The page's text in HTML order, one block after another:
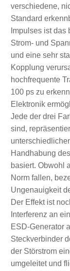
verschiedene,
Standard
Impulses ist
Strom- und
und eine sehr
Kopplung
hochfrequente
100 ps zu
Elektronik
Jede der drei
sind,
Handhabung
basiert. Obwohl
Norm fallen,
Ungenauigkeit
Der Effekt ist
Interferenz an
ESD-Generator
Steckverbinder
der Störstrom
umgeleitet und